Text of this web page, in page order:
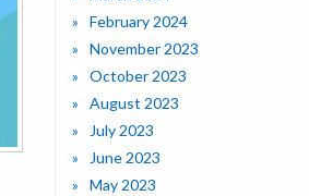
February 2024
November 2023
October 2023
August 2023
July 2023
June 2023
May 2023